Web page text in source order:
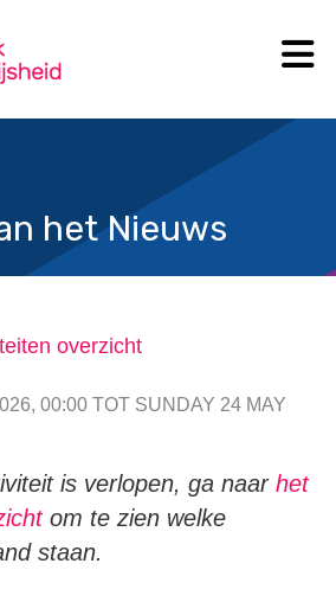
het Nieuws
overzicht
00:00 TOT SUNDAY 24 MAY
is verlopen, ga naar het
om te zien welke
staan.